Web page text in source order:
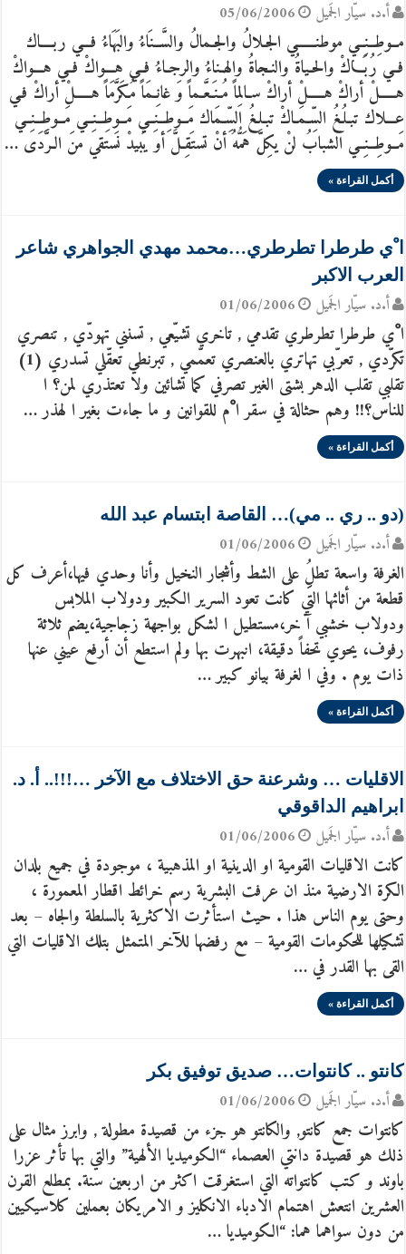
أ.د. سيّار الجَميل 05/06/2006
مــوطِــنِــي موطنــــــي الجـلالُ والجـمالُ والسَّــنَاءُ والبَهَاءُ فـــي ربــــاك
فــي رُبَـــاكْ والحـياةُ والنـجاةُ والهـناءُ والرجـاءُ فــي هـــواكْ فــي هـــواكْ
هـــــلْ أراكْ هـــــلْ أراكْ سـالِماً مُـنَـعَّـماً وَ غانِـمَاً مُـكَرَّمَاً هـــــلْ أراكْ فـي
عـــلاك تبـلُـغُ السِّـمَـاكْ تبـلـغُ السِّـمَاك مَــوطِــنِــي مَــوطِــنِــي مَــوطِــنِــي
مَــوطِــنِــي الشبابُ لنْ يكِلَّ هَمُّهُ أنْ تستَقِـلَّ أو يَبيدْ نَستقي منَ الـرَّدَى …
أكمل القراءة »
ا ْي طرطرا تطرطري…محمد مهدي الجواهري شاعر
العرب الاكبر
أ.د. سيّار الجَميل 01/06/2006
ا ْي طرطرا تطرطري تقدمي , تاخري تشيّعي , تسنني تهودّي , تنصري
تكرّدي , تعرّبي تهاتري بالعنصري تعمّمي , تبرنطي تعقّلي تسدري (1)
تقلبي تقلب الدهر بشتى الغير تصرفي كما تشائين ولا تعتذري لمن؟ ا
ْللناس؟!! وهم حثالة في سقر ا ْم للقوانين و ما جاءت بغير ا لهذر …
أكمل القراءة »
(دو .. ري .. مي)… القاصة ابتسام عبد الله
أ.د. سيّار الجَميل 01/06/2006
الغرفة واسعة تطلُِِ على الشط وأشجار النخيل وأنا وحدي فيها،أعرف كل
قطعة من أثاثها التي كانت تعود السرير الكبير ودولاب الملابس
ودولاب خشبي آ خر،مستطيل ا لشكل بواجهة زجاجية،يضم ثلاثة
رفوف، يحوي تحفاً دقيقة، انبهرت بها ولم استطع أن أرفع عيني عنها
ذات يوم . وفي ا لغرفة بيانو كبير …
أكمل القراءة »
الاقليات … وشرعنة حق الاختلاف مع الآخر …!!!.. أ. د.
ابراهيم الداقوقي
أ.د. سيّار الجَميل 01/06/2006
كانت الاقليات القومية او الدينية او المذهبية ، موجودة في جميع بلدان
الكرة الارضية منذ ان عرفت البشرية رسم خرائط اقطار المعمورة ،
وحتى يوم الناس هذا . حيث استأثرت الاكثرية بالسلطة والجاه – بعد
تشكيلها للحكومات القومية – مع رفضها للآخر المتمثل بتلك الاقليات التي
القى بها القدر في …
أكمل القراءة »
كانتو .. كانتوات… صديق توفيق بكر
أ.د. سيّار الجَميل 01/06/2006
كانتوات جمع كانتو, والكانتو هو جزء من قصيدة مطولة , وابرز مثال على
ذلك هو قصيدة دانتي العصماء “الكوميديا الألهية” والتي بها تأثر عزرا
باوند و كتب كانتواته التي استغرقت اكثر من اربعين سنة. بمطلع القرن
العشرين انتعش اهتمام الادباء الانكليز و الامريكان بعملين كلاسيكيين
من دون سواهما هما: “الكوميديا …